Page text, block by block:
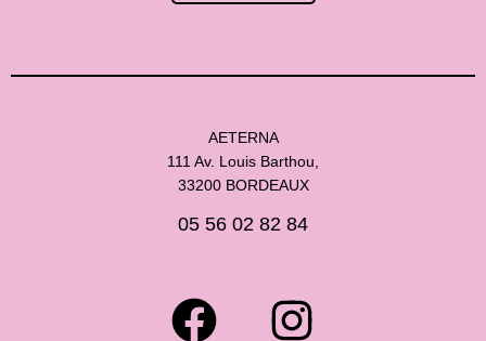
AETERNA
111 Av. Louis Barthou,
33200 BORDEAUX
05 56 02 82 84